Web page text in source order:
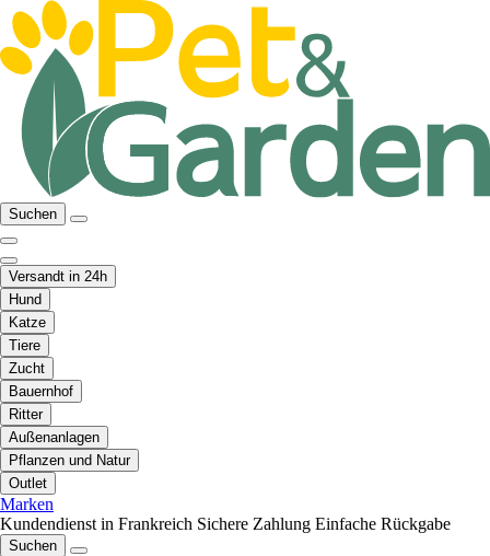
Suchen
Versandt in 24h
Hund
Katze
Tiere
Zucht
Bauernhof
Ritter
Außenanlagen
Pflanzen und Natur
Outlet
Marken
Kundendienst in Frankreich Sichere Zahlung Einfache Rückgabe
Suchen